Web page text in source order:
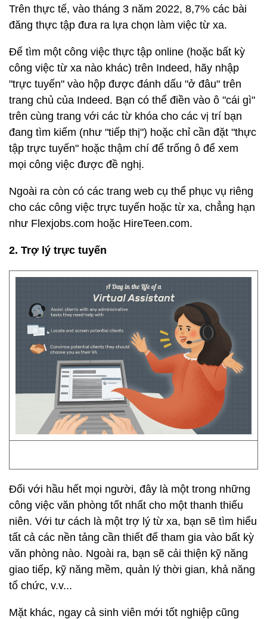
Trên thực tế, vào tháng 3 năm 2022, 8,7% các bài
đăng thực tập đưa ra lựa chọn làm việc từ xa.
Để tìm một công việc thực tập online (hoặc bất kỳ
công việc từ xa nào khác) trên Indeed, hãy nhập
"trực tuyến" vào hộp được đánh dấu "ở đâu" trên
trang chủ của Indeed. Bạn có thể điền vào ô "cái gì"
trên cùng trang với các từ khóa cho các vị trí bạn
đang tìm kiếm (như "tiếp thị") hoặc chỉ cần đặt "thực
tập trực tuyến" hoặc thậm chí để trống ô để xem
mọi công việc được đề nghị.
Ngoài ra còn có các trang web cụ thể phục vụ riêng
cho các công việc trực tuyến hoặc từ xa, chẳng hạn
như Flexjobs.com hoặc HireTeen.com.
2. Trợ lý trực tuyến
Đối với hầu hết mọi người, đây là một trong những
công việc văn phòng tốt nhất cho một thanh thiếu
niên. Với tư cách là một trợ lý từ xa, bạn sẽ tìm hiểu
tất cả các nền tảng cần thiết để tham gia vào bất kỳ
văn phòng nào. Ngoài ra, bạn sẽ cải thiện kỹ năng
giao tiếp, kỹ năng mềm, quản lý thời gian, khả năng
tổ chức, v.v...
Mặt khác, ngay cả sinh viên mới tốt nghiệp cũng